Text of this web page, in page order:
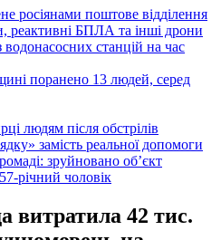
росіянами поштове відділення
БПЛА та інші дрони
станцій на час
поранено 13 людей, серед
людям після обстрілів
замість реальної допомоги
зруйновано об’єкт
річний чоловік
витратила 42 тис.